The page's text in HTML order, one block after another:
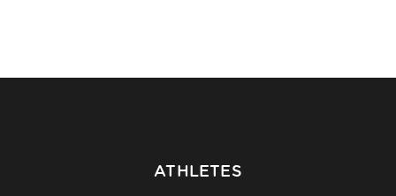
ATHLETES